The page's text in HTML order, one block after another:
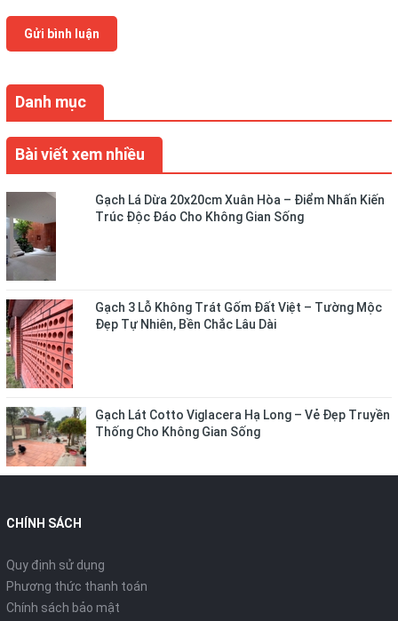
Danh mục
Bài viết xem nhiều
Gạch Lá Dừa 20x20cm Xuân Hòa – Điểm Nhấn Kiến
Trúc Độc Đáo Cho Không Gian Sống
Gạch 3 Lỗ Không Trát Gốm Đất Việt – Tường Mộc
Đẹp Tự Nhiên, Bền Chắc Lâu Dài
Gạch Lát Cotto Viglacera Hạ Long – Vẻ Đẹp Truyền
Thống Cho Không Gian Sống
Gửi bình luận
CHÍNH SÁCH
Quy định sử dụng
Phương thức thanh toán
Chính sách bảo mật